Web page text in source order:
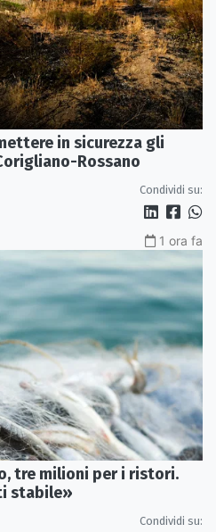
in sicurezza gli
Rossano
Condividi su:
1 ora fa
tre milioni per i ristori.
stabile»
Condividi su: